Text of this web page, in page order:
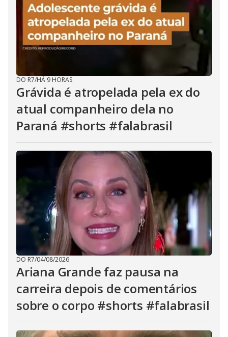
DO R7/HÁ 9 HORAS
Grávida é atropelada pela ex do
atual companheiro dela no
Paraná #shorts #falabrasil
DO R7/04/08/2026
Ariana Grande faz pausa na
carreira depois de comentários
sobre o corpo #shorts #falabrasil